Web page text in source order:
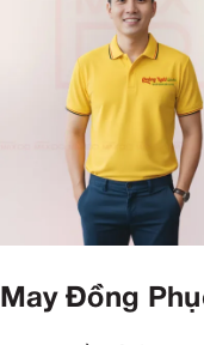
May Đồng